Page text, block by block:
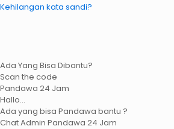
Kehilangan kata sandi?
Ada Yang Bisa Dibantu?
Scan the code
Pandawa 24 Jam
Hallo...
Ada yang bisa Pandawa bantu ?
Chat Admin Pandawa 24 Jam